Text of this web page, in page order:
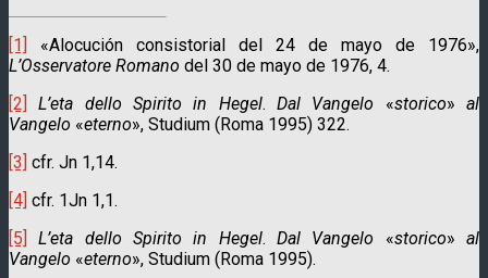
[1]
«Alocución consistorial del 24 de mayo de 1976»,
L’Osservatore Romano del 30 de mayo de 1976, 4.
[2]
L’eta dello Spirito in Hegel.Dal Vangelo «storico»al
Vangelo «eterno», Studium (Roma 1995) 322.
[3] cfr. Jn 1,14.
[4] cfr. 1Jn 1,1.
[5]
L’eta dello Spirito in Hegel.Dal Vangelo «storico»al
Vangelo «eterno», Studium (Roma 1995).